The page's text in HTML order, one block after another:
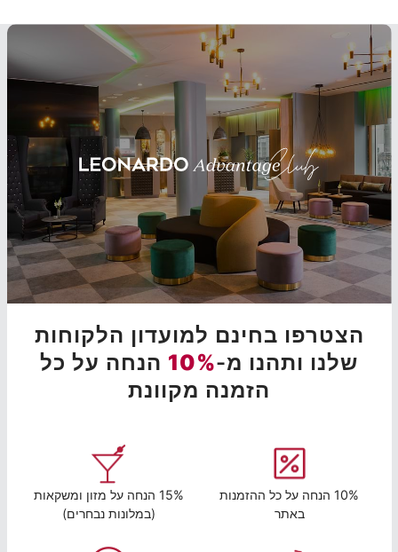
הצטרפו בחינם למועדון הלקוחות
שלנו ותהנו מ-10% הנחה על כל
הזמנה מקוונת
10% הנחה על כל ההזמנות
באתר
15% הנחה על מזון ומשקאות
(במלונות נבחרים)